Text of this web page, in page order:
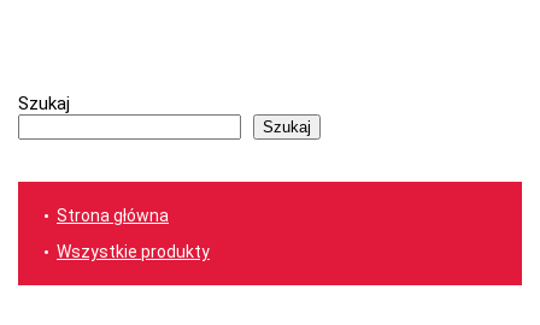
Szukaj
Szukaj
Strona główna
Wszystkie produkty